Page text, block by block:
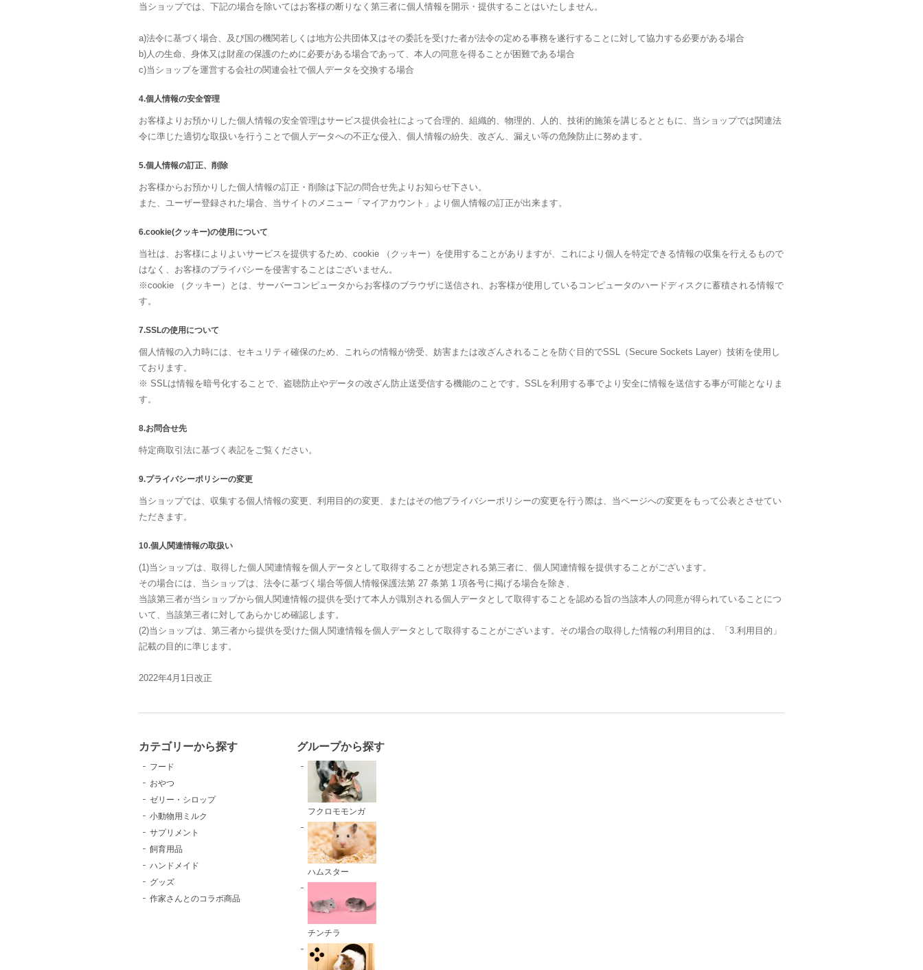
当ショップでは、下記の場合を除いてはお客様の断りなく第三者に個人情報を開示・提供することはいたしません。
a)法令に基づく場合、及び国の機関若しくは地方公共団体又はその委託を受けた者が法令の定める事務を遂行することに対して協力する必要がある場合
b)人の生命、身体又は財産の保護のために必要がある場合であって、本人の同意を得ることが困難である場合
c)当ショップを運営する会社の関連会社で個人データを交換する場合
4.個人情報の安全管理
お客様よりお預かりした個人情報の安全管理はサービス提供会社によって合理的、組織的、物理的、人的、技術的施策を講じるとともに、当ショップでは関連法
令に準じた適切な取扱いを行うことで個人データへの不正な侵入、個人情報の紛失、改ざん、漏えい等の危険防止に努めます。
5.個人情報の訂正、削除
お客様からお預かりした個人情報の訂正・削除は下記の問合せ先よりお知らせ下さい。
また、ユーザー登録された場合、当サイトのメニュー「マイアカウント」より個人情報の訂正が出来ます。
6.cookie(クッキー)の使用について
当社は、お客様によりよいサービスを提供するため、cookie （クッキー）を使用することがありますが、これにより個人を特定できる情報の収集を行えるもので
はなく、お客様のプライバシーを侵害することはございません。
※cookie （クッキー）とは、サーバーコンピュータからお客様のブラウザに送信され、お客様が使用しているコンピュータのハードディスクに蓄積される情報で
す。
7.SSLの使用について
個人情報の入力時には、セキュリティ確保のため、これらの情報が傍受、妨害または改ざんされることを防ぐ目的でSSL（Secure Sockets Layer）技術を使用し
ております。
※ SSLは情報を暗号化することで、盗聴防止やデータの改ざん防止送受信する機能のことです。SSLを利用する事でより安全に情報を送信する事が可能となりま
す。
8.お問合せ先
特定商取引法に基づく表記をご覧ください。
9.プライバシーポリシーの変更
当ショップでは、収集する個人情報の変更、利用目的の変更、またはその他プライバシーポリシーの変更を行う際は、当ページへの変更をもって公表とさせてい
ただきます。
10.個人関連情報の取扱い
(1)当ショップは、取得した個人関連情報を個人データとして取得することが想定される第三者に、個人関連情報を提供することがございます。
その場合には、当ショップは、法令に基づく場合等個人情報保護法第 27 条第 1 項各号に掲げる場合を除き、
当該第三者が当ショップから個人関連情報の提供を受けて本人が識別される個人データとして取得することを認める旨の当該本人の同意が得られていることにつ
いて、当該第三者に対してあらかじめ確認します。
(2)当ショップは、第三者から提供を受けた個人関連情報を個人データとして取得することがございます。その場合の取得した情報の利用目的は、「3.利用目的」
記載の目的に準じます。
2022年4月1日改正
カテゴリーから探す
フード
おやつ
ゼリー・シロップ
小動物用ミルク
サプリメント
飼育用品
ハンドメイド
グッズ
作家さんとのコラボ商品
グループから探す
フクロモモンガ
ハムスター
チンチラ